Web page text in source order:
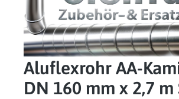
Aluflexrohr AA-
DN 160 mm x 2,7